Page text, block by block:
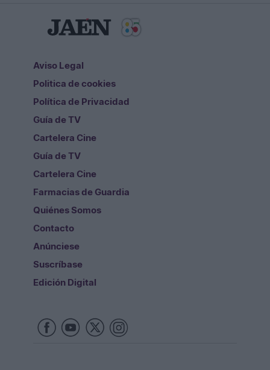
Aviso Legal
Politica de cookies
Política de Privacidad
Guía de TV
Cartelera Cine
Guía de TV
Cartelera Cine
Farmacias de Guardia
Quiénes Somos
Contacto
Anúnciese
Suscríbase
Edición Digital